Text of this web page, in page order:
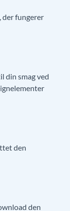
der fungerer
din smag ved
den
den